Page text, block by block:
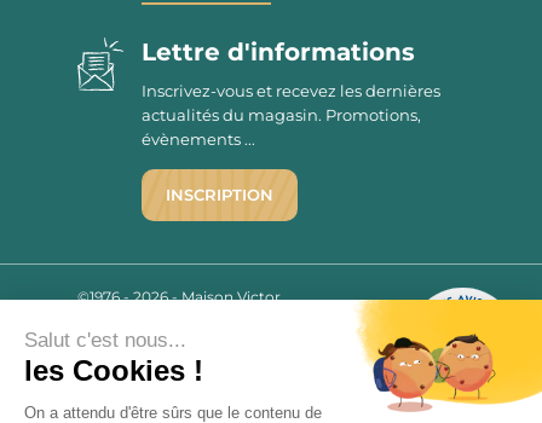
2779 AVIS
9.7/10
Lettre d'informations
Inscrivez-vous et recevez les dernières
actualités du magasin. Promotions,
évènements ...
INSCRIPTION
©1976 - 2026 - Maison Victor
Mentions légales
C.G.V.
Politique de confidentialité
Salut c'est nous...
les Cookies !
On a attendu d'être sûrs que le contenu de